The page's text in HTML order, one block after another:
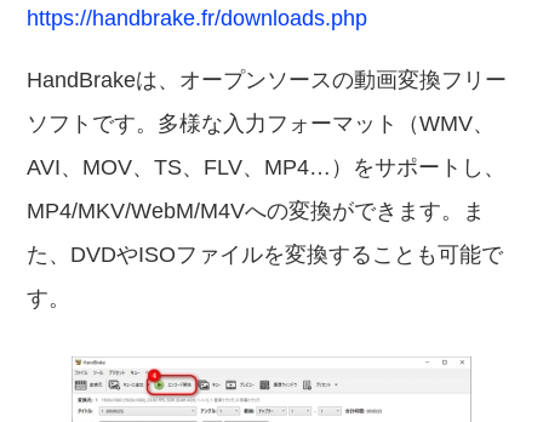
https://handbrake.fr/downloads.php
HandBrakeは、オープンソースの動画変換フリー
ソフトです。多様な入力フォーマット（WMV、
AVI、MOV、TS、FLV、MP4…）をサポートし、
MP4/MKV/WebM/M4Vへの変換ができます。ま
た、DVDやISOファイルを変換することも可能で
す。